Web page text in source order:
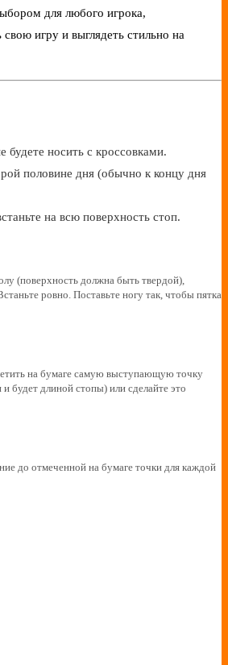
для любого игрока,
игру и выглядеть стильно на
будете носить с кроссовками.
половине дня (обычно к концу дня
на всю поверхность стоп.
(поверхность должна быть твердой),
ровно. Поставьте ногу так, чтобы пятка
на бумаге самую выступающую точку
будет длиной стопы) или сделайте это
до отмеченной на бумаге точки для каждой